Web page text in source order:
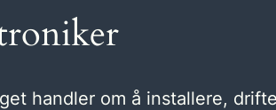
handler om å installere,